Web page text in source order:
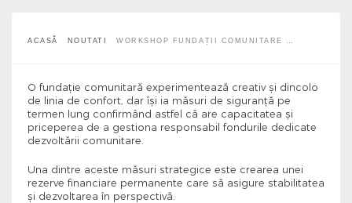
ACASĂ NOUTATI WORKSHOP FUNDAȚII COMUNITARE …
O fundație comunitară experimentează creativ și dincolo
de linia de confort, dar își ia măsuri de siguranță pe
termen lung confirmând astfel că are capacitatea și
priceperea de a gestiona responsabil fondurile dedicate
dezvoltării comunitare.
Una dintre aceste măsuri strategice este crearea unei
rezerve financiare permanente care să asigure stabilitatea
și dezvoltarea în perspectivă.